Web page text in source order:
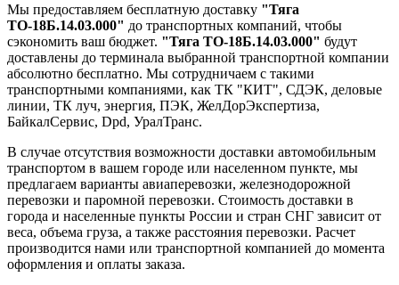
Мы предоставляем бесплатную доставку "Тяга
ТО-18Б.14.03.000" до транспортных компаний, чтобы
сэкономить ваш бюджет. "Тяга ТО-18Б.14.03.000" будут
доставлены до терминала выбранной транспортной компании
абсолютно бесплатно. Мы сотрудничаем с такими
транспортными компаниями, как ТК "КИТ", СДЭК, деловые
линии, ТК луч, энергия, ПЭК, ЖелДорЭкспертиза,
БайкалСервис, Dpd, УралТранс.
В случае отсутствия возможности доставки автомобильным
транспортом в вашем городе или населенном пункте, мы
предлагаем варианты авиаперевозки, железнодорожной
перевозки и паромной перевозки. Стоимость доставки в
города и населенные пункты России и стран СНГ зависит от
веса, объема груза, а также расстояния перевозки. Расчет
производится нами или транспортной компанией до момента
оформления и оплаты заказа.